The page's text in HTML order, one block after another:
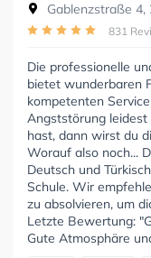
Gablenzstraße
831
Die professionelle
bietet wunderbaren
kompetenten
Angststörung
hast, dann wirst du
Worauf also noch...
Deutsch und
Schule. Wir
zu absolvieren, um
Letzte Bewertung:
Gute Atmosphäre